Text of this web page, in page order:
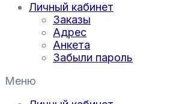
Личный кабинет
Заказы
Адрес
Анкета
Забыли пароль
Меню